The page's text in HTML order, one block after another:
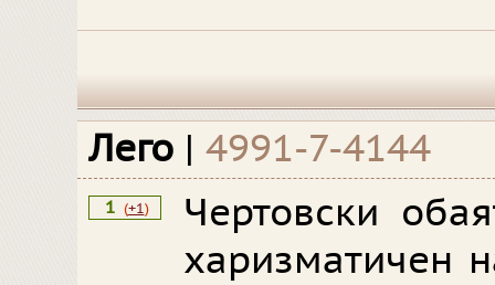
Лего | 4991-7-4144
1 (+1)
Чертовски
харизматичен